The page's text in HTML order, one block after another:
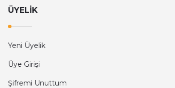
Onur Kerem Öztürk | 28/07/2025
mehmet yıldız | 19/06/2025
ÜYELİK
Yeni Üyelik
Üye Girişi
Şifremi Unuttum